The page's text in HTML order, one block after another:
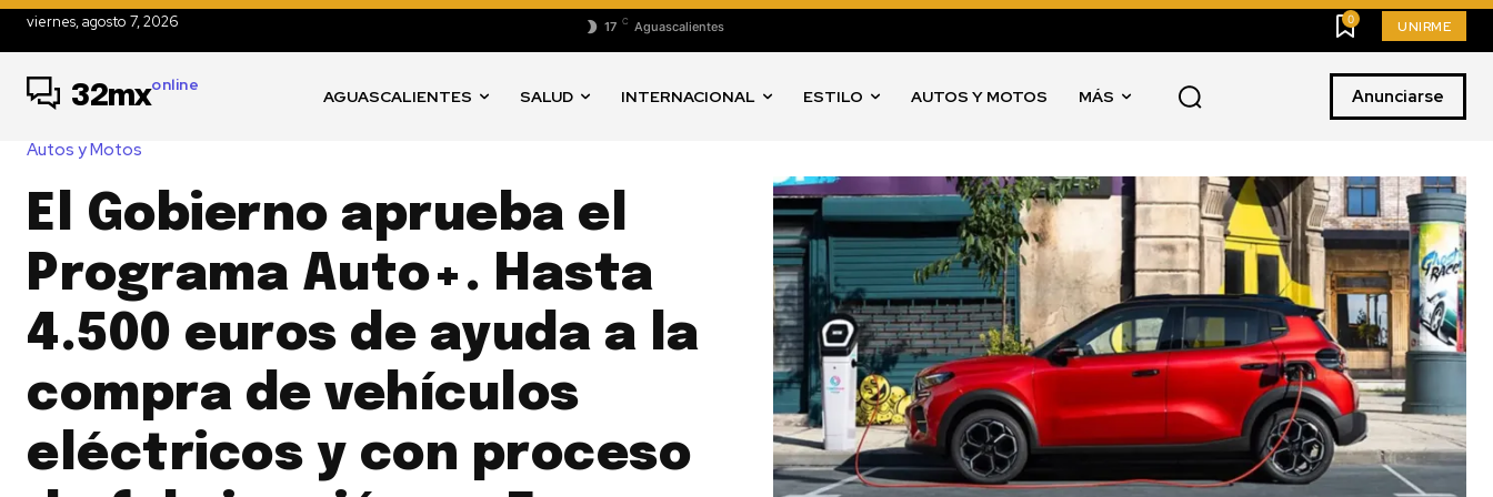
17 C Aguascalientes
viernes, agosto 7, 2026 0 UNIRME
32mxonline
AGUASCALIENTES SALUD INTERNACIONAL ESTILO AUTOS Y MOTOS MÁS Anunciarse
Autos y Motos
El Gobierno aprueba el
Programa Auto+. Hasta
4.500 euros de ayuda a la
compra de vehículos
eléctricos y con proceso